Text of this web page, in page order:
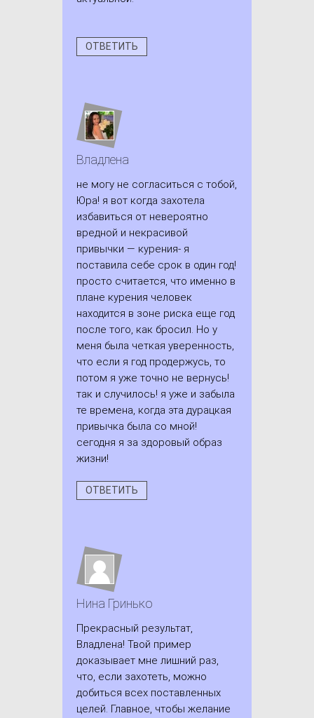
ОТВЕТИТЬ
Владлена
не могу не согласиться с тобой,
Юра! я вот когда захотела
избавиться от невероятно
вредной и некрасивой
привычки — курения- я
поставила себе срок в один год!
просто считается, что именно в
плане курения человек
находится в зоне риска еще год
после того, как бросил. Но у
меня была четкая уверенность,
что если я год продержусь, то
потом я уже точно не вернусь!
так и случилось! я уже и забыла
те времена, когда эта дурацкая
привычка была со мной!
сегодня я за здоровый образ
жизни!
ОТВЕТИТЬ
Нина Гринько
Прекрасный результат,
Владлена! Твой пример
доказывает мне лишний раз,
что, если захотеть, можно
добиться всех поставленных
целей. Главное, чтобы желание